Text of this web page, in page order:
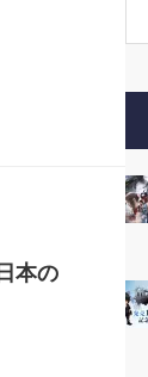
本の